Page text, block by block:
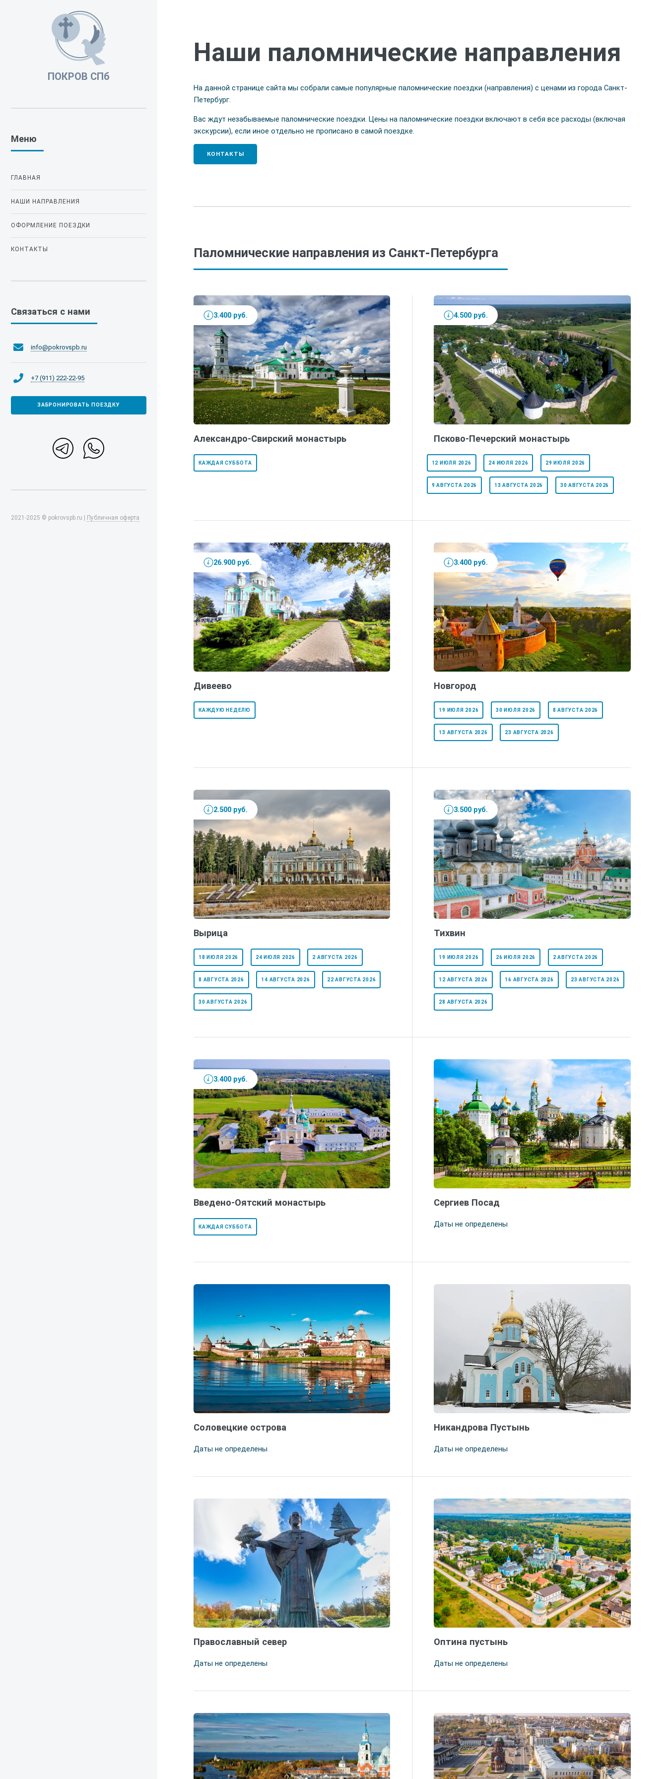
Наши паломнические направления
На данной странице сайта мы собрали самые популярные паломнические поездки (направления) с ценами из города Санкт-
Петербург.
Вас ждут незабываемые паломнические поездки. Цены на паломнические поездки включают в себя все расходы (включая
экскурсии), если иное отдельно не прописано в самой поездке.
КОНТАКТЫ
Паломнические направления из Санкт-Петербурга
3.400 руб.
Александро-Свирский монастырь
КАЖДАЯ СУББОТА
4.500 руб.
Псково-Печерский монастырь
12 ИЮЛЯ 2026 24 ИЮЛЯ 2026 29 ИЮЛЯ 2026
9 АВГУСТА 2026 13 АВГУСТА 2026 30 АВГУСТА 2026
26.900 руб.
Дивеево
КАЖДУЮ НЕДЕЛЮ
3.400 руб.
Новгород
19 ИЮЛЯ 2026 30 ИЮЛЯ 2026 8 АВГУСТА 2026
13 АВГУСТА 2026 23 АВГУСТА 2026
2.500 руб.
Вырица
18 ИЮЛЯ 2026 24 ИЮЛЯ 2026 2 АВГУСТА 2026
8 АВГУСТА 2026 14 АВГУСТА 2026 22 АВГУСТА 2026
30 АВГУСТА 2026
3.500 руб.
Тихвин
19 ИЮЛЯ 2026 26 ИЮЛЯ 2026 2 АВГУСТА 2026
12 АВГУСТА 2026 16 АВГУСТА 2026 23 АВГУСТА 2026
28 АВГУСТА 2026
3.400 руб.
Введено-Оятский монастырь
КАЖДАЯ СУББОТА
Сергиев Посад
Даты не определены
Соловецкие острова
Даты не определены
Никандрова Пустынь
Даты не определены
Православный север
Даты не определены
Оптина пустынь
Даты не определены
ПОКРОВ СПб
Меню
ГЛАВНАЯ
НАШИ НАПРАВЛЕНИЯ
ОФОРМЛЕНИЕ ПОЕЗДКИ
КОНТАКТЫ
Связаться с нами
info@pokrovspb.ru
+7 (911) 222-22-95
ЗАБРОНИРОВАТЬ ПОЕЗДКУ
2021-2025 © pokrovspb.ru | Публичная оферта